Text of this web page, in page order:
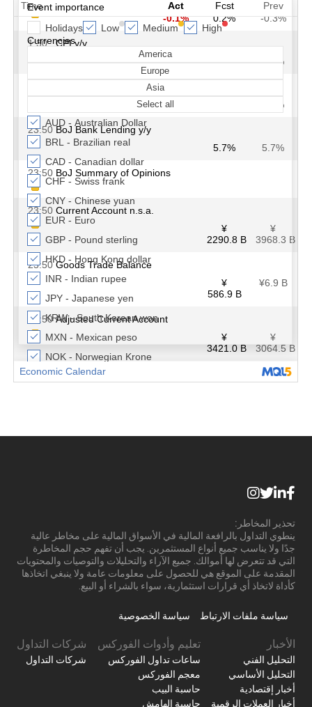
تحذير المخاطر:
ينطوي التداول بالرافعة المالية في الأسواق المالية على مخاطر عالية
جدًا ولا يناسب جميع أنواع المستثمرين. يجب أن تفهم حجم المخاطرة
التي قد تتعرض لها أموالك. جميع الآراء والتحليلات والتوصيات والمحتويات
المقدمة على الموقع هي للحصول على معلومات عامة ولا ينبغي اتخاذها
كأداة لاتخاذ أي قرارات استثمارية، سواء بالشراء أو البيع.
سياسة ملفات الارتباط سياسة الخصوصية
الأخبار
التحليل الفني
التحليل الأساسي
أخبار إقتصادية
أخبار العملات الرقمية
تعليم وأدوات الفوركس
ساعات تداول الفوركس
معجم الفوركس
حاسبة البيب
حاسبة الهامش
شركات التداول
شركات التداول